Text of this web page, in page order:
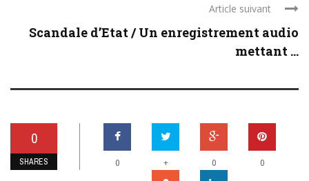
Article suivant
Scandale d’Etat / Un enregistrement audio
mettant ...
0
SHARES 0 + 0 0